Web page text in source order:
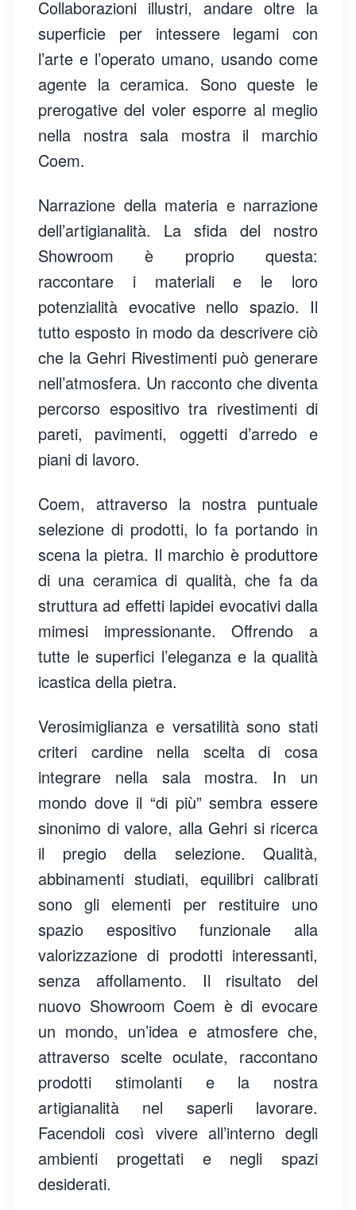
Collaborazioni illustri, andare oltre la
superficie per intessere legami con
l’arte e l’operato umano, usando come
agente la ceramica. Sono queste le
prerogative del voler esporre al meglio
nella nostra sala mostra il marchio
Coem.
Narrazione della materia e narrazione
dell’artigianalità. La sfida del nostro
Showroom è proprio questa:
raccontare i materiali e le loro
potenzialità evocative nello spazio. Il
tutto esposto in modo da descrivere ciò
che la Gehri Rivestimenti può generare
nell’atmosfera. Un racconto che diventa
percorso espositivo tra rivestimenti di
pareti, pavimenti, oggetti d’arredo e
piani di lavoro.
Coem, attraverso la nostra puntuale
selezione di prodotti, lo fa portando in
scena la pietra. Il marchio è produttore
di una ceramica di qualità, che fa da
struttura ad effetti lapidei evocativi dalla
mimesi impressionante. Offrendo a
tutte le superfici l’eleganza e la qualità
icastica della pietra.
Verosimiglianza e versatilità sono stati
criteri cardine nella scelta di cosa
integrare nella sala mostra. In un
mondo dove il “di più” sembra essere
sinonimo di valore, alla Gehri si ricerca
il pregio della selezione. Qualità,
abbinamenti studiati, equilibri calibrati
sono gli elementi per restituire uno
spazio espositivo funzionale alla
valorizzazione di prodotti interessanti,
senza affollamento. Il risultato del
nuovo Showroom Coem è di evocare
un mondo, un’idea e atmosfere che,
attraverso scelte oculate, raccontano
prodotti stimolanti e la nostra
artigianalità nel saperli lavorare.
Facendoli così vivere all’interno degli
ambienti progettati e negli spazi
desiderati.